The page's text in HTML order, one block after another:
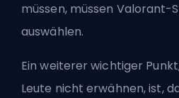
müssen, müssen Valorant-
auswählen.
Ein weiterer wichtiger
Leute nicht erwähnen, ist,